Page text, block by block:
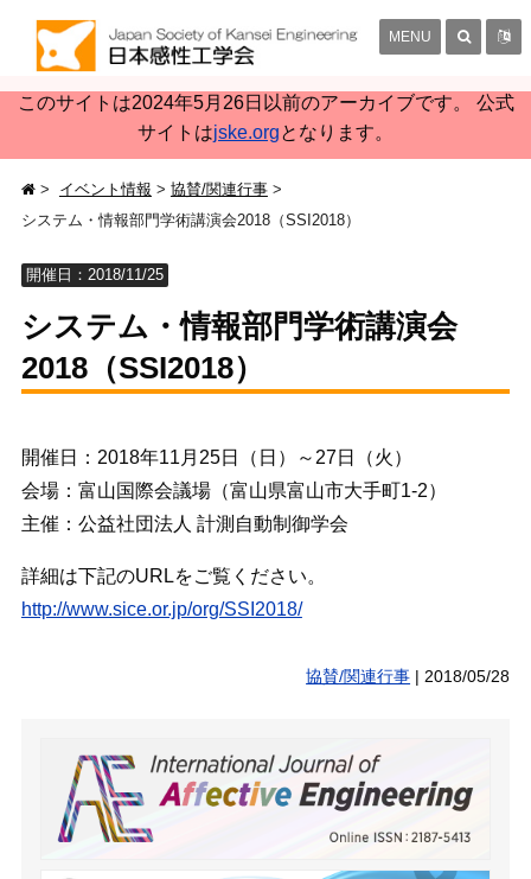
このサイトは2024年5月26日以前のアーカイブです。 公式
サイトはjske.orgとなります。
MENU
イベント情報
協賛/関連行事
システム・情報部門学術講演会2018（SSI2018）
開催日：2018/11/25
システム・情報部門学術講演会
2018（SSI2018）
開催日：2018年11月25日（日）～27日（火）
会場：富山国際会議場（富山県富山市大手町1-2）
主催：公益社団法人 計測自動制御学会
詳細は下記のURLをご覧ください。
http://www.sice.or.jp/org/SSI2018/
協賛/関連行事 |2018/05/28